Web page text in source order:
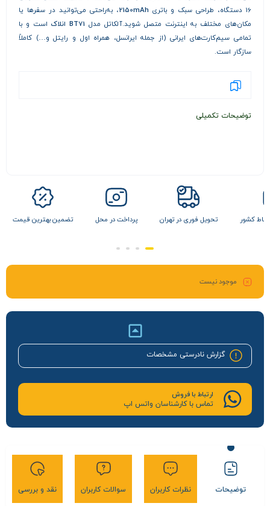
16 دستگاه، طراحی سبک و باتری
2150mAh، به‌راحتی می‌توانید در سفرها یا
مکان‌های مختلف به اینترنت متصل شوید.آلکاتل مدل BT71 انلاک است و با
تمامی سیم‌کارت‌های ایرانی (از جمله ایرانسل، همراه اول و رایتل و…) کاملاً
سازگار است.
توضیحات تکمیلی
نقاط کشور تحویل فوری در تهران پرداخت در محل تضمین بهترین قیمت
موجود نیست
گزارش نادرستی مشخصات
ارتباط با فروش
تماس با کارشناسان واتس اپ
توضیحات نظرات کاربران سوالات کاربران نقد و بررسی